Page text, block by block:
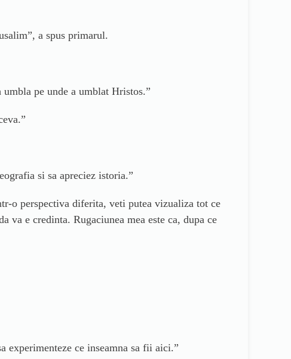
a spus primarul.
pe unde a umblat Hristos.”
si sa apreciez istoria.”
o perspectiva diferita, veti putea vizualiza tot ce
e credinta. Rugaciunea mea este ca, dupa ce
experimenteze ce inseamna sa fii aici.”